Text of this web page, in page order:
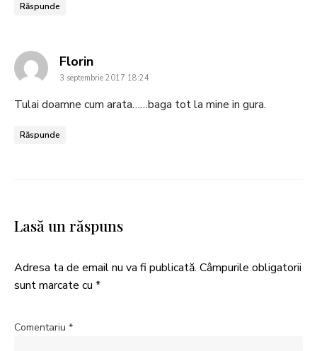
Răspunde
Florinsays:
3 septembrie 2017 18:24
Tulai doamne cum arata……baga tot la mine in gura.
Răspunde
Lasă un răspuns
Adresa ta de email nu va fi publicată. Câmpurile obligatorii
sunt marcate cu *
Comentariu *